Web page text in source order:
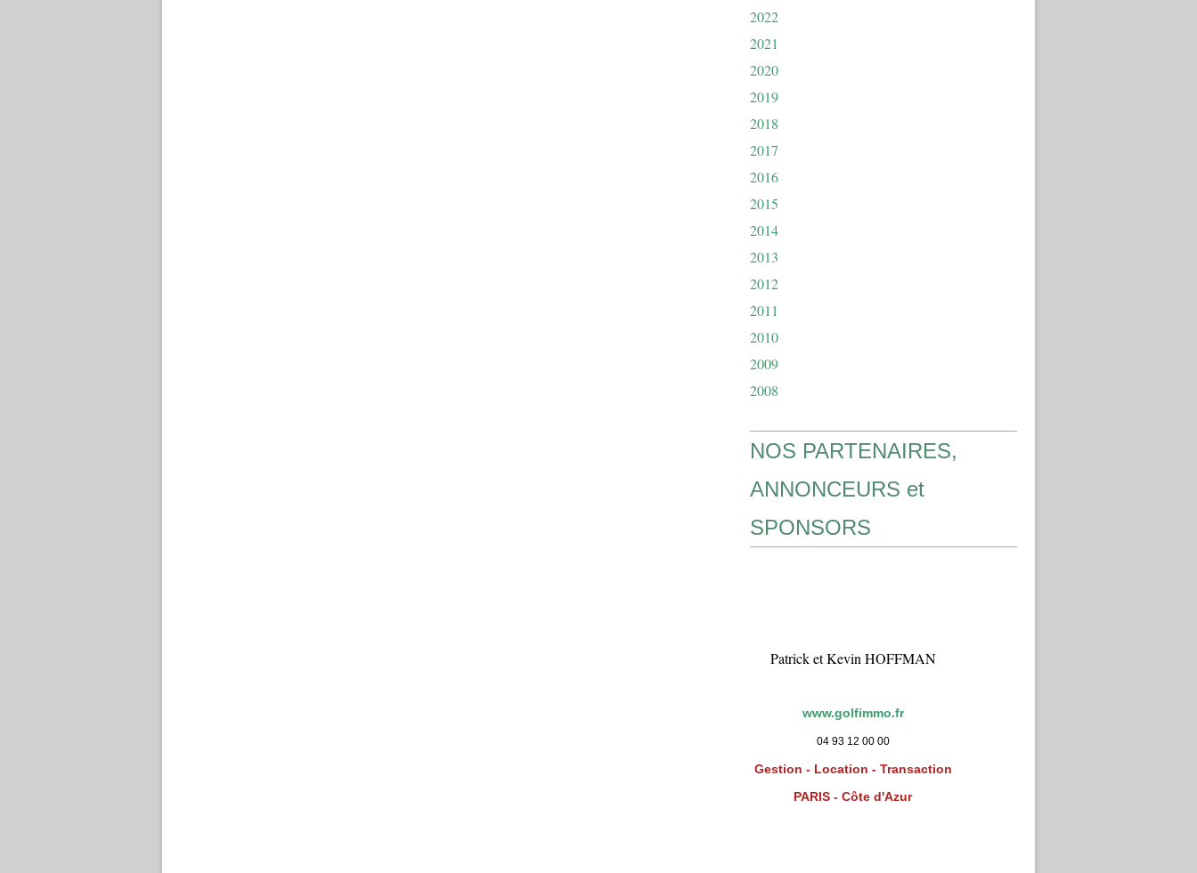
2022
2021
2020
2019
2018
2017
2016
2015
2014
2013
2012
2011
2010
2009
2008
NOS PARTENAIRES,
ANNONCEURS et
SPONSORS
Patrick et Kevin HOFFMAN
www.golfimmo.fr
04 93 12 00 00
Gestion - Location - Transaction
PARIS - Côte d'Azur